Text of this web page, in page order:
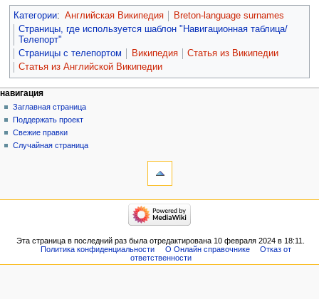
Категории: Английская Википедия
Breton-language surnames
Страницы, где используется шаблон "Навигационная таблица/
Телепорт"
Страницы с телепортом
Википедия
Статья из Википедии
Статья из Английской Википедии
навигация
Заглавная страница
Поддержать проект
Свежие правки
Случайная страница
Эта страница в последний раз была отредактирована 10 февраля 2024 в 18:11.
Политика конфиденциальности
О Онлайн справочнике
Отказ от
ответственности